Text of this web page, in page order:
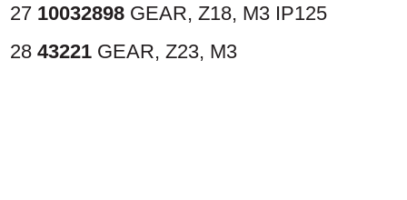
27 10032898 GEAR, Z18, M3 IP125
28 43221 GEAR, Z23, M3